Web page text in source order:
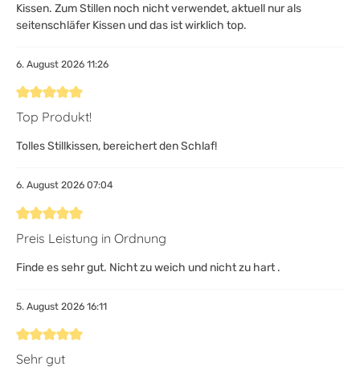
Kissen. Zum Stillen noch nicht verwendet, aktuell nur als
seitenschläfer Kissen und das ist wirklich top.
6. August 2026 11:26
Bewertung mit 5 von 5 Sternen
Top Produkt!
Tolles Stillkissen, bereichert den Schlaf!
6. August 2026 07:04
Bewertung mit 5 von 5 Sternen
Preis Leistung in Ordnung
Finde es sehr gut. Nicht zu weich und nicht zu hart .
5. August 2026 16:11
Bewertung mit 5 von 5 Sternen
Sehr gut